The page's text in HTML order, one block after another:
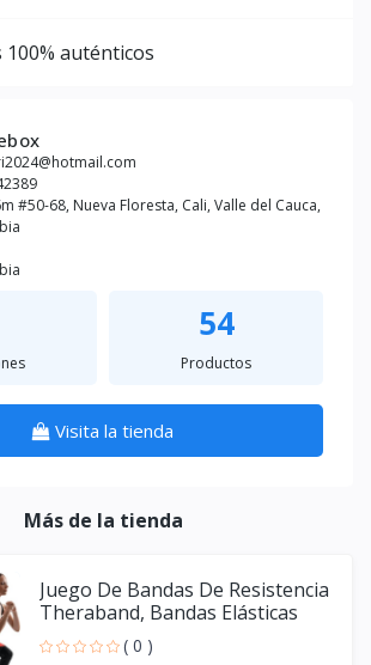
auténticos
#50-68, Nueva Floresta, Cali, Valle del Cauca,
54
Productos
Visita la tienda
Más de la tienda
Juego De Bandas De Resistencia
Theraband, Bandas Elásticas
( 0 )